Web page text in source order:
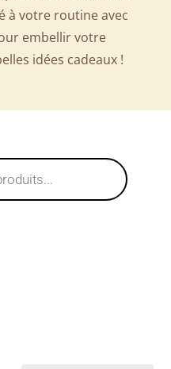
à votre routine avec
embellir votre
idées cadeaux !